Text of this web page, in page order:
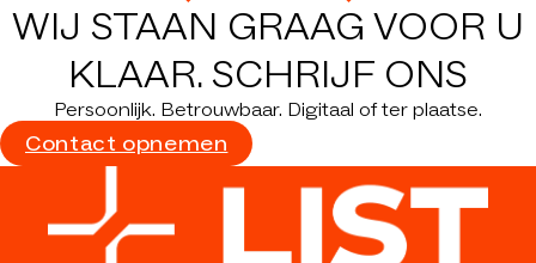
WIJ STAAN GRAAG VOOR U
KLAAR. SCHRIJF ONS
Persoonlijk. Betrouwbaar. Digitaal of ter plaatse.
Contact opnemen